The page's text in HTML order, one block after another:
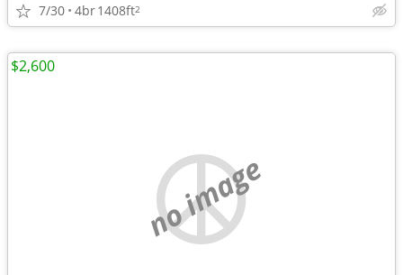
7/30 4br1408ft2
no image
$2,600